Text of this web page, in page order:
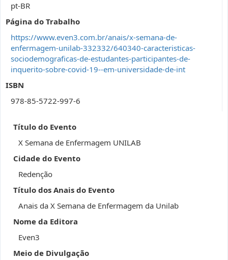
pt-BR
Página do Trabalho
https://www.even3.com.br/anais/x-semana-de-
enfermagem-unilab-332332/640340-caracteristicas-
sociodemograficas-de-estudantes-participantes-de-
inquerito-sobre-covid-19--em-universidade-de-int
ISBN
978-85-5722-997-6
Título do Evento
X Semana de Enfermagem UNILAB
Cidade do Evento
Redenção
Título dos Anais do Evento
Anais da X Semana de Enfermagem da Unilab
Nome da Editora
Even3
Meio de Divulgação